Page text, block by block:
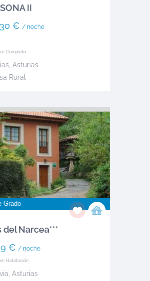
II
€ / noche
Completo
, Asturias
Rural
Grado
del Narcea***
€ / noche
Habitación
Asturias